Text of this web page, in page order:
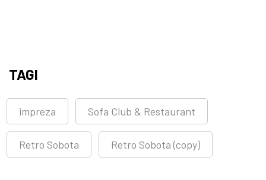
TAGI
impreza Sofa Club & Restaurant
Retro Sobota Retro Sobota (copy)